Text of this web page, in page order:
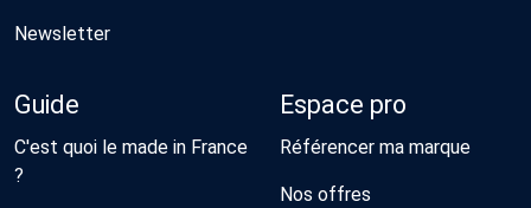
Newsletter
Guide
C'est quoi le made in France
?
Espace pro
Référencer ma marque
Nos offres